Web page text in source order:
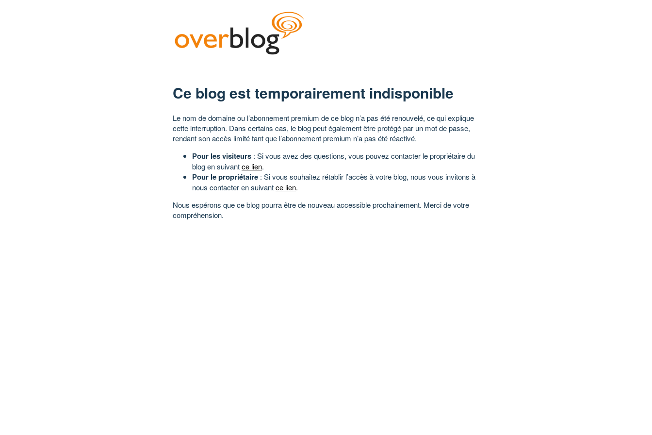
Ce blog est temporairement indisponible
Le nom de domaine ou l’abonnement premium de ce blog n’a pas été renouvelé, ce qui explique
cette interruption. Dans certains cas, le blog peut également être protégé par un mot de passe,
rendant son accès limité tant que l’abonnement premium n’a pas été réactivé.
Pour les visiteurs : Si vous avez des questions, vous pouvez contacter le propriétaire du
blog en suivantce lien.
Pour le propriétaire : Si vous souhaitez rétablir l’accès à votre blog, nous vous invitons à
nous contacter en suivantce lien.
Nous espérons que ce blog pourra être de nouveau accessible prochainement. Merci de votre
compréhension.